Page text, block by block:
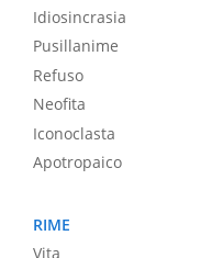
Idiosincrasia
Pusillanime
Refuso
Neofita
Iconoclasta
Apotropaico
RIME
Vita